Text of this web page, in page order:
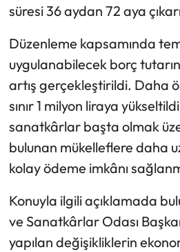
süresi 36 aydan 72 aya
Düzenleme kapsamında
uygulanabilecek borç
artış gerçekleştirildi. Daha
sınır 1 milyon liraya
sanatkârlar başta olmak
bulunan mükelleflere daha
kolay ödeme imkânı
Konuyla ilgili açıklamada
ve Sanatkârlar Odası
yapılan değişikliklerin
Ortaköy Haberleri
Osmancık Haberleri
Otomotiv
Resmi İlan
Resmi Reklam
Sağlık